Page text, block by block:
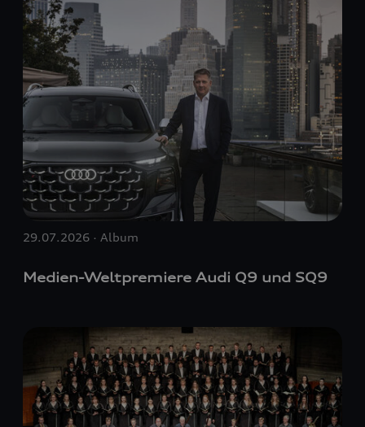
29.07.2026 · Album
Medien-Weltpremiere Audi Q9 und SQ9